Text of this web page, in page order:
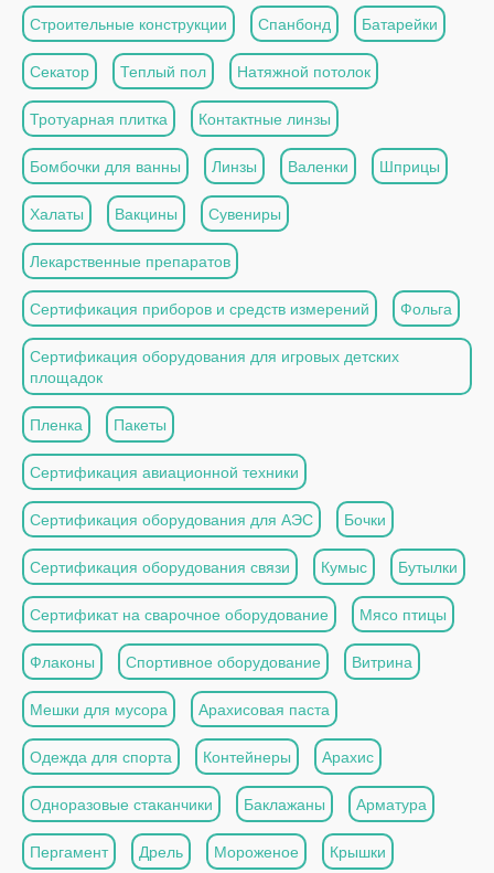
Строительные конструкции Спанбонд Батарейки
Секатор Теплый пол Натяжной потолок
Тротуарная плитка Контактные линзы
Бомбочки для ванны Линзы Валенки Шприцы
Халаты Вакцины Сувениры
Лекарственные препаратов
Сертификация приборов и средств измерений Фольга
Сертификация оборудования для игровых детских
площадок
Пленка Пакеты
Сертификация авиационной техники
Сертификация оборудования для АЭС Бочки
Сертификация оборудования связи Кумыс Бутылки
Сертификат на сварочное оборудование Мясо птицы
Флаконы Спортивное оборудование Витрина
Мешки для мусора Арахисовая паста
Одежда для спорта Контейнеры Арахис
Одноразовые стаканчики Баклажаны Арматура
Пергамент Дрель Мороженое Крышки